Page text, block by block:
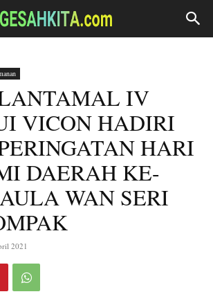
IV
VICON HADIRI
HARI
DAERAH KE-
WAN SERI
2021